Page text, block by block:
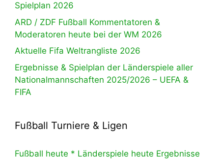
Spielplan 2026
ARD / ZDF Fußball Kommentatoren &
Moderatoren heute bei der WM 2026
Aktuelle Fifa Weltrangliste 2026
Ergebnisse & Spielplan der Länderspiele aller
Nationalmannschaften 2025/2026 – UEFA &
FIFA
Fußball Turniere & Ligen
Fußball heute * Länderspiele heute Ergebnisse